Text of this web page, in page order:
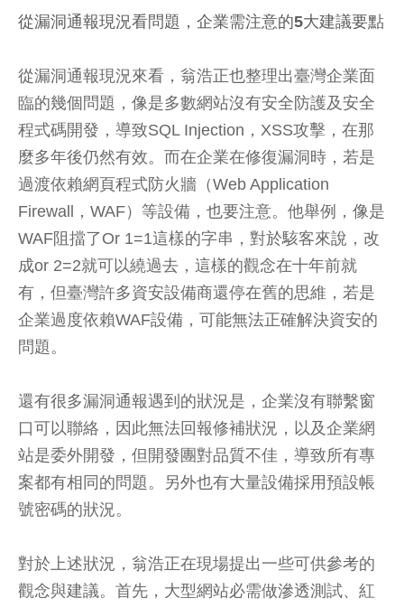
從漏洞通報現況看問題，企業需注意的5大建議要點
從漏洞通報現況來看，翁浩正也整理出臺灣企業面
臨的幾個問題，像是多數網站沒有安全防護及安全
程式碼開發，導致SQL Injection，XSS攻擊，在那
麼多年後仍然有效。而在企業在修復漏洞時，若是
過渡依賴網頁程式防火牆（Web Application
Firewall，WAF）等設備，也要注意。他舉例，像是
WAF阻擋了Or 1=1這樣的字串，對於駭客來說，改
成or 2=2就可以繞過去，這樣的觀念在十年前就
有，但臺灣許多資安設備商還停在舊的思維，若是
企業過度依賴WAF設備，可能無法正確解決資安的
問題。
還有很多漏洞通報遇到的狀況是，企業沒有聯繫窗
口可以聯絡，因此無法回報修補狀況，以及企業網
站是委外開發，但開發團對品質不佳，導致所有專
案都有相同的問題。另外也有大量設備採用預設帳
號密碼的狀況。
對於上述狀況，翁浩正在現場提出一些可供參考的
觀念與建議。首先，大型網站必需做滲透測試、紅